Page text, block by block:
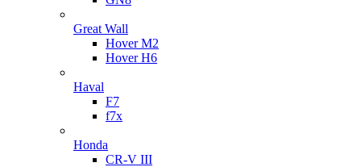
Great Wall
Hover M2
Hover H6
Haval
F7
f7x
Honda
CR-V III